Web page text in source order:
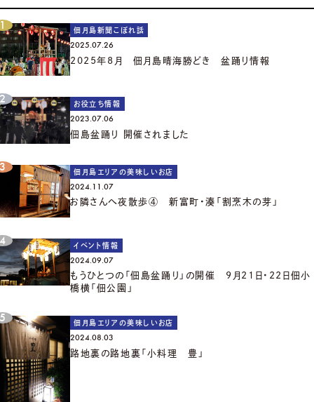
佃月島新聞こぼれ話
2025.07.26
2025年8月 佃月島晴海勝どき 盆踊り情報
お役立ち情報
2023.07.06
佃島盆踊り 開催されました
佃月島エリアの美味しいお店
2024.11.07
お隣さんへ夜散歩④ 新富町・湊「割烹木の芽」
イベント情報
2024.09.07
もうひとつの「佃島盆踊り」の開催 9月21日・22日佃小
橋横「佃公園」
佃月島エリアの美味しいお店
2024.08.03
路地裏の路地裏「小料理 豊」